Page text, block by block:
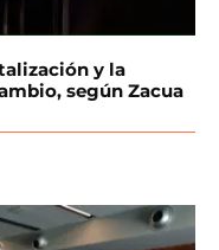
y la
según Zacua